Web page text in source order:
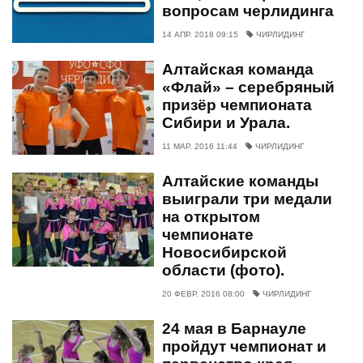
вопросам черлидинга
14 АПР. 2018 09:15 ЧИРЛИДИНГ
Алтайская команда
«Флай» – серебряный
призёр чемпионата
Сибири и Урала.
11 МАР. 2016 11:44 ЧИРЛИДИНГ
Алтайские команды
выиграли три медали
на открытом
чемпионате
Новосибирской
области (фото).
20 ФЕВР. 2016 08:00 ЧИРЛИДИНГ
24 мая в Барнауле
пройдут чемпионат и